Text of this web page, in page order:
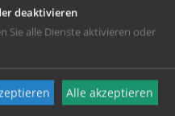
zu sehen,
in denen wir uns nicht
fürsorglicher
und
sind und werden,
deaktivieren
Sie alle Dienste aktivieren oder
Alle akzeptieren